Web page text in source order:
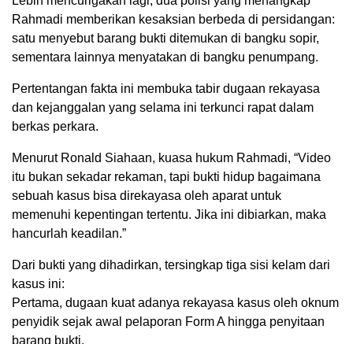
Rahmadi memberikan kesaksian berbeda di persidangan:
satu menyebut barang bukti ditemukan di bangku sopir,
sementara lainnya menyatakan di bangku penumpang.
Pertentangan fakta ini membuka tabir dugaan rekayasa
dan kejanggalan yang selama ini terkunci rapat dalam
berkas perkara.
Menurut Ronald Siahaan, kuasa hukum Rahmadi, “Video
itu bukan sekadar rekaman, tapi bukti hidup bagaimana
sebuah kasus bisa direkayasa oleh aparat untuk
memenuhi kepentingan tertentu. Jika ini dibiarkan, maka
hancurlah keadilan.”
Dari bukti yang dihadirkan, tersingkap tiga sisi kelam dari
kasus ini:
Pertama, dugaan kuat adanya rekayasa kasus oleh oknum
penyidik sejak awal pelaporan Form A hingga penyitaan
barang bukti.